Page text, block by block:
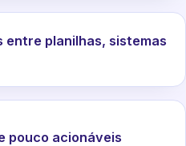
entre planilhas, sistemas
pouco acionáveis